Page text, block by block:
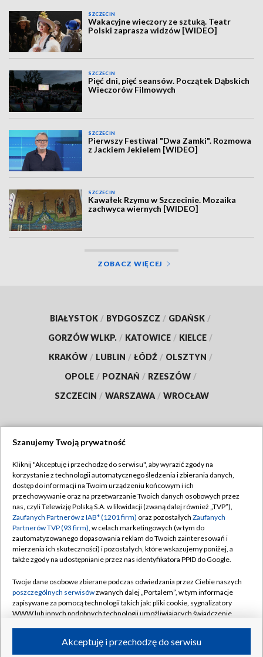
SZCZECIN
Wakacyjne wieczory ze sztuką. Teatr
Polski zaprasza widzów [WIDEO]
SZCZECIN
Pięć dni, pięć seansów. Początek Dąbskich
Wieczorów Filmowych
SZCZECIN
Pierwszy Festiwal "Dwa Zamki". Rozmowa
z Jackiem Jekielem [WIDEO]
SZCZECIN
Kawałek Rzymu w Szczecinie. Mozaika
zachwyca wiernych [WIDEO]
ZOBACZ WIĘCEJ
BIAŁYSTOK / BYDGOSZCZ / GDAŃSK /
GORZÓW WLKP. / KATOWICE / KIELCE /
KRAKÓW / LUBLIN / ŁÓDŹ / OLSZTYN /
OPOLE / POZNAŃ / RZESZÓW /
SZCZECIN / WARSZAWA / WROCŁAW
TVP
Abonament TVP
Emisja w TVP
Centrum informacji TVP
Naziemna Telewizja Cyfrowa
Rada Programowa
System NOS
Informacje o nadawcy
Program dla prasy
Regulamin TVP
Polityka prywatności
Moje zgody
Pomoc
Kontakt
Kanały
Szanujemy Twoją prywatność
Kliknij "Akceptuję i przechodzę do serwisu", aby wyrazić zgody na
korzystanie z technologii automatycznego śledzenia i zbierania danych,
dostęp do informacji na Twoim urządzeniu końcowym i ich
przechowywanie oraz na przetwarzanie Twoich danych osobowych przez
nas, czyli Telewizję Polską S.A. w likwidacji (zwaną dalej również „TVP”),
Zaufanych Partnerów z IAB* (1201 firm) oraz pozostałych Zaufanych
Partnerów TVP (93 firm), w celach marketingowych (w tym do
zautomatyzowanego dopasowania reklam do Twoich zainteresowań i
mierzenia ich skuteczności) i pozostałych, które wskazujemy poniżej, a
także zgody na udostępnianie przez nas identyfikatora PPID do Google.
Twoje dane osobowe zbierane podczas odwiedzania przez Ciebie naszych
poszczególnych serwisówzwanych dalej „Portalem”, w tym informacje
zapisywane za pomocą technologii takich jak: pliki cookie, sygnalizatory
WWW lub innych podobnych technologii umożliwiających świadczenie
ruchu w Internecie.Akceptuję i przechodzę do serwisu